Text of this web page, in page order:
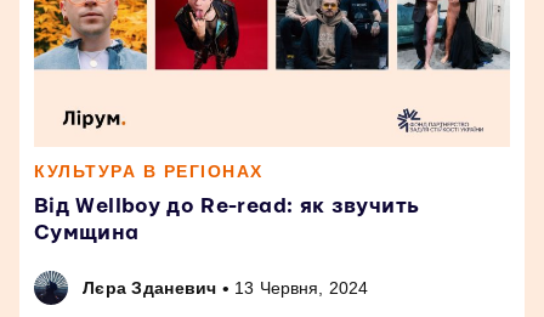
КУЛЬТУРА В РЕГІОНАХ
Від Wellboy до Re-read: як звучить
Сумщина
Лєра Зданевич • 13 Червня, 2024